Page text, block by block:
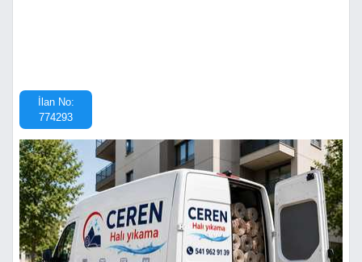
İlan No:
774293